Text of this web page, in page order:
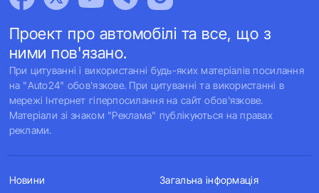
Проект про автомобілі та все, що з
ними пов'язано.
При цитуванні і використанні будь-яких матеріалів посилання
на "Auto24" обов'язкове. При цитуванні та використанні в
мережі Інтернет гіперпосилання на сайт обов'язкове.
Матеріали зі знаком "Реклама" публікуються на правах
реклами.
Новини Загальна інформація